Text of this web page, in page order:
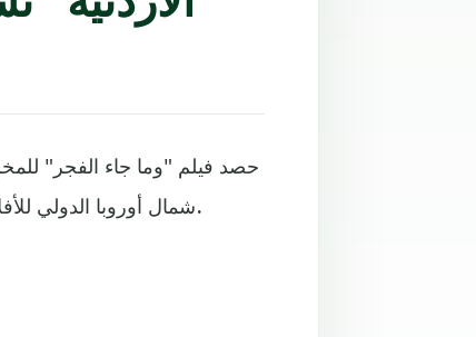
حصد فيلم "وما جاء الفجر"
شمال أوروبا الدولي للأفلام، المنعقد من 16 وحتى 23 فبراير في العاصمة البريطانية لندن.